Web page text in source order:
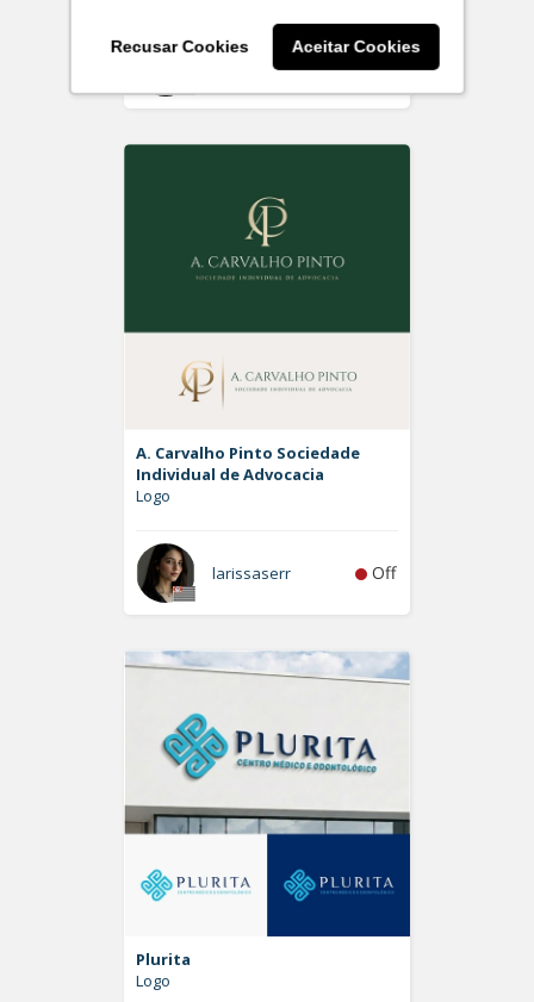
Recusar Cookies Aceitar Cookies
Rdesign SM Off
A. Carvalho Pinto Sociedade
Individual de Advocacia
Logo
larissaserr Off
Plurita
Logo